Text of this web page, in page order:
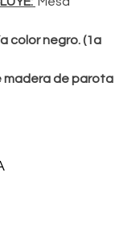
color negro. (1a
madera de parota